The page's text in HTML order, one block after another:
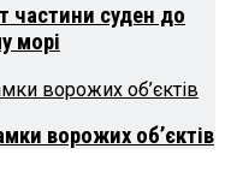
частини суден до
морі
ворожих об’єктів